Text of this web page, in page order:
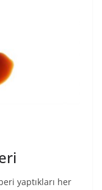
yaptıkları her